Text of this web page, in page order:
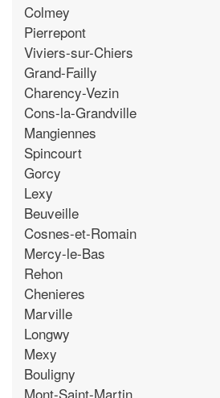
Colmey
Pierrepont
Viviers-sur-Chiers
Grand-Failly
Charency-Vezin
Cons-la-Grandville
Mangiennes
Spincourt
Gorcy
Lexy
Beuveille
Cosnes-et-Romain
Mercy-le-Bas
Rehon
Chenieres
Marville
Longwy
Mexy
Bouligny
Mont-Saint-Martin